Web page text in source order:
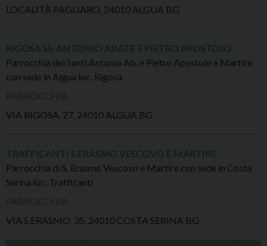
LOCALITÀ PAGLIARO, 24010 ALGUA BG
RIGOSA SS. ANTONIO ABATE E PIETRO APOSTOLO
Parrocchia dei Santi Antonio Ab. e Pietro Apostolo e Martire
con sede in Algua loc. Rigosa
VIA RIGOSA, 27, 24010 ALGUA BG
TRAFFICANTI S.ERASMO VESCOVO E MARTIRE
Parrocchia di S. Erasmo Vescovo e Martire con sede in Costa
Serina loc. Trafficanti
VIA S.ERASMO, 35, 24010 COSTA SERINA BG